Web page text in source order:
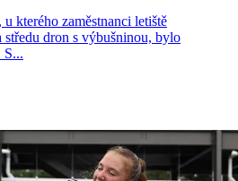
kterého zaměstnanci letiště
dron s výbušninou, bylo
S...